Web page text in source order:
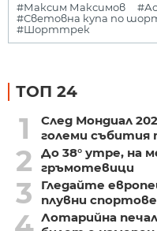
#Максим Максимов
#Световна купа по
#Шорттрек
ТОП 24
1
След Мондиал
големи събития
2
До 38° утре, на
гръмотевици
3
Гледайте
плувни
Лотарийна